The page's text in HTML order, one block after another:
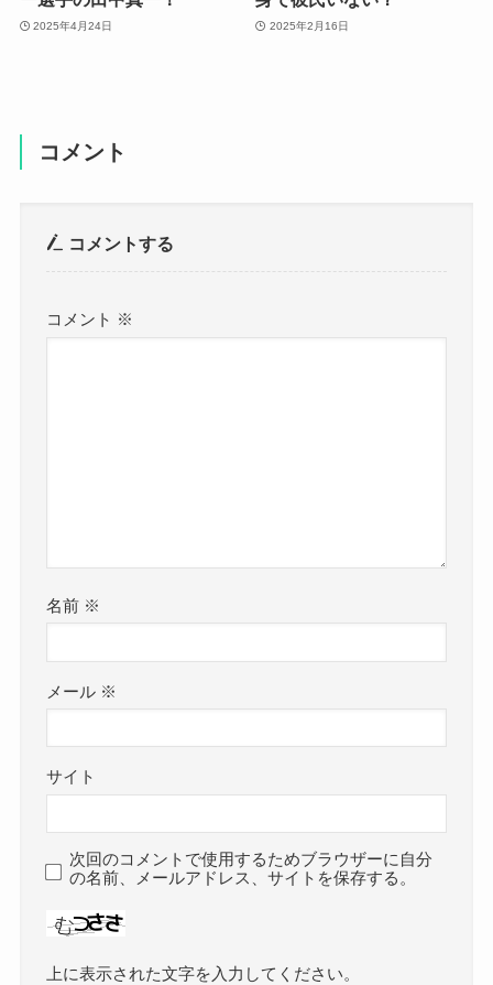
2025年4月24日 2025年2月16日
コメント
コメントする
コメント ※
名前 ※
メール ※
サイト
次回のコメントで使用するためブラウザーに自分
の名前、メールアドレス、サイトを保存する。
上に表示された文字を入力してください。